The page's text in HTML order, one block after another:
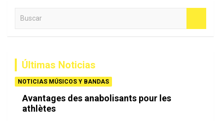
Últimas Noticias
NOTICIAS MÚSICOS Y BANDAS
Avantages des anabolisants pour les
athlètes